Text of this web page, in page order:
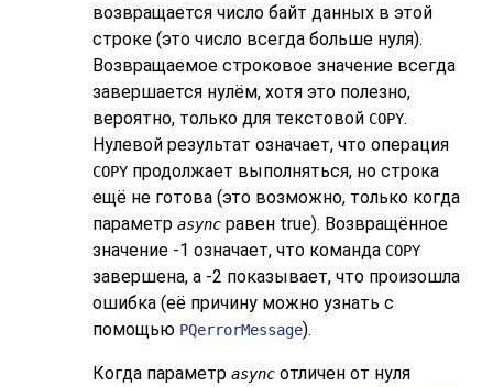
возвращается число байт данных в этой
строке (это число всегда больше нуля).
Возвращаемое строковое значение всегда
завершается нулём, хотя это полезно,
вероятно, только для текстовой COPY.
Нулевой результат означает, что операция
COPY продолжает выполняться, но строка
ещё не готова (это возможно, только когда
параметр async равен true). Возвращённое
значение -1 означает, что команда COPY
завершена, а -2 показывает, что произошла
ошибка (её причину можно узнать с
помощью PQerrorMessage).
Когда параметр async отличен от нуля